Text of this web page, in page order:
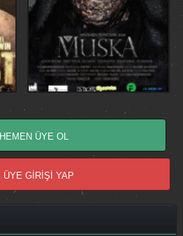
HEMEN ÜYE OL
ÜYE GİRİŞİ YAP